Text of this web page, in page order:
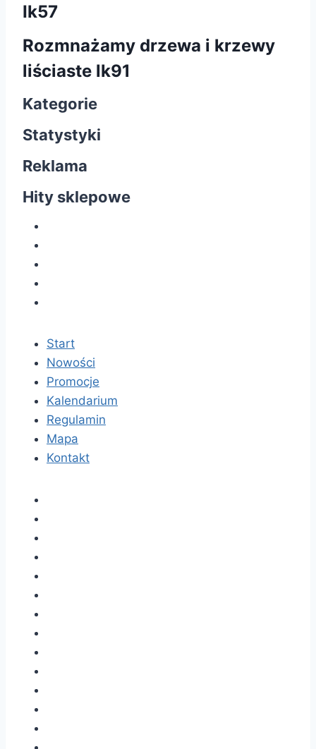
Ik57
Rozmnażamy drzewa i krzewy
liściaste lk91
Kategorie
Statystyki
Reklama
Hity sklepowe
Start
Nowości
Promocje
Kalendarium
Regulamin
Mapa
Kontakt